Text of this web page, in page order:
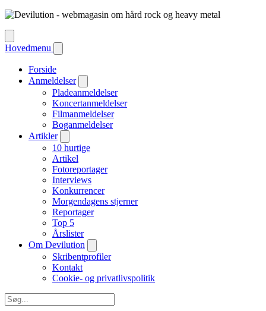
Hovedmenu
Forside
Anmeldelser
Pladeanmeldelser
Koncertanmeldelser
Filmanmeldelser
Boganmeldelser
Artikler
10 hurtige
Artikel
Fotoreportager
Interviews
Konkurrencer
Morgendagens stjerner
Reportager
Top 5
Årslister
Om Devilution
Skribentprofiler
Kontakt
Cookie- og privatlivspolitik